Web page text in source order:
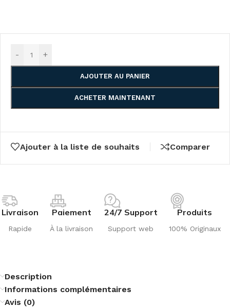
- +
AJOUTER AU PANIER
ACHETER MAINTENANT
Ajouter à la liste de souhaits Comparer
Livraison
Rapide
Paiement
À la livraison
24/7 Support
Support web
Produits
100% Originaux
Description
Informations complémentaires
Avis (0)